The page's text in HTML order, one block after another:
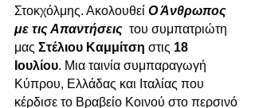
Στοκχόλμης. Ακολουθεί Ο Άνθρωπος
με τις Απαντήσεις του συμπατριώτη
μας Στέλιου Καμμίτση στις 18
Ιουλίου. Μια ταινία συμπαραγωγή
Κύπρου, Ελλάδας και Ιταλίας που
κέρδισε το Βραβείο Κοινού στο περσινό